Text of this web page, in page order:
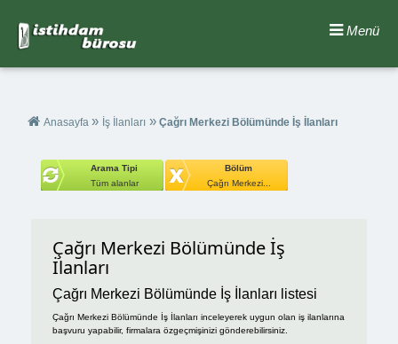
Menü
Anasayfa » İş İlanları » Çağrı Merkezi Bölümünde İş İlanları
Arama Tipi
Tüm alanlar
Bölüm
Çağrı Merkezi...
Çağrı Merkezi Bölümünde İş
İlanları
Çağrı Merkezi Bölümünde İş İlanları listesi
Çağrı Merkezi Bölümünde İş İlanları inceleyerek uygun olan iş ilanlarına
başvuru yapabilir, firmalara özgeçmişinizi gönderebilirsiniz.